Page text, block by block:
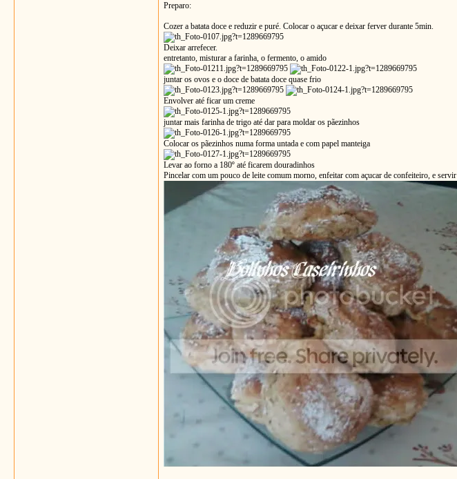
Preparo:
Cozer a batata doce e reduzir e puré. Colocar o açucar e deixar ferver durante 5min.
Deixar arrefecer.
entretanto, misturar a farinha, o fermento, o amido
juntar os ovos e o doce de batata doce quase frio
Envolver até ficar um creme
juntar mais farinha de trigo até dar para moldar os pãezinhos
Colocar os pãezinhos numa forma untada e com papel manteiga
Levar ao forno a 180º até ficarem douradinhos
Pincelar com um pouco de leite comum morno, enfeitar com açucar de confeiteiro, e servir